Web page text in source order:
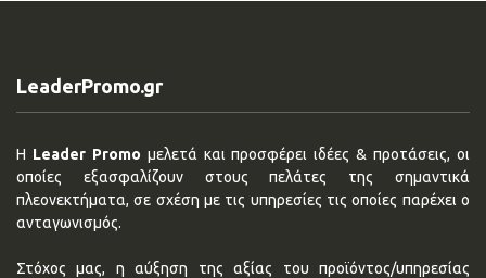
LeaderPromo.gr
Η Leader Promo μελετά και προσφέρει ιδέες & προτάσεις, οι
οποίες εξασφαλίζουν στους πελάτες της σημαντικά
πλεονεκτήματα, σε σχέση με τις υπηρεσίες τις οποίες παρέχει ο
ανταγωνισμός.
Στόχος μας, η αύξηση της αξίας του προϊόντος/υπηρεσίας